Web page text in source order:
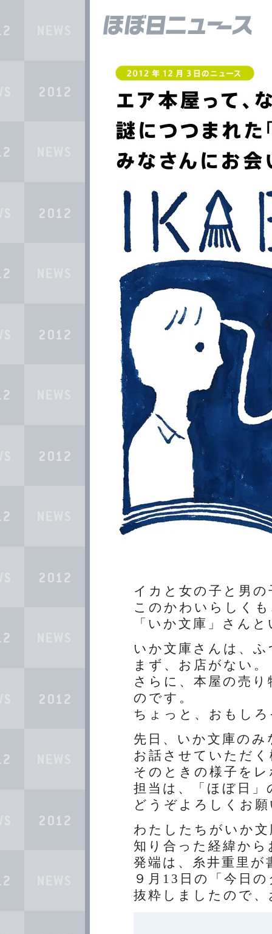
イカと女の子と男の
このかわいらしく
「いか文庫」さん
いか文庫さんは、
まず、お店がない。
さらに、本屋の売
のです。
ちょっと、おもし
先日、いか文庫の
お話させていただ
そのときの様子を
担当は、「ほぼ日」
どうぞよろしくお
わたしたちがいか
知り合った経緯か
発端は、糸井重里が
９月13日の「今日
抜粋しましたので